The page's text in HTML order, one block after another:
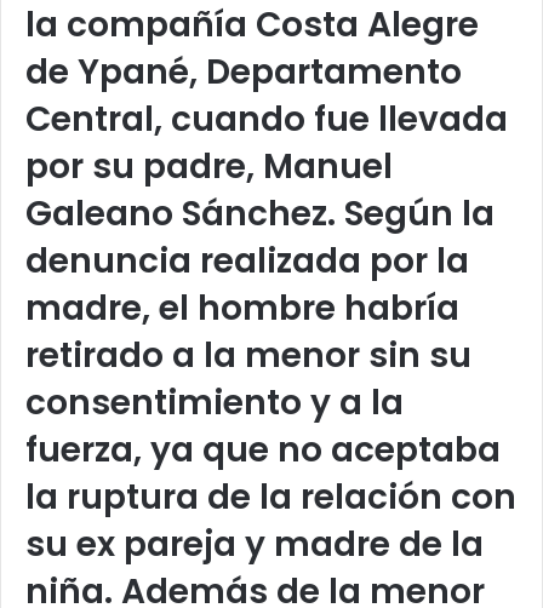
la compañía Costa Alegre
de Ypané, Departamento
Central, cuando fue llevada
por su padre, Manuel
Galeano Sánchez. Según la
denuncia realizada por la
madre, el hombre habría
retirado a la menor sin su
consentimiento y a la
fuerza, ya que no aceptaba
la ruptura de la relación con
su ex pareja y madre de la
niña. Además de la menor